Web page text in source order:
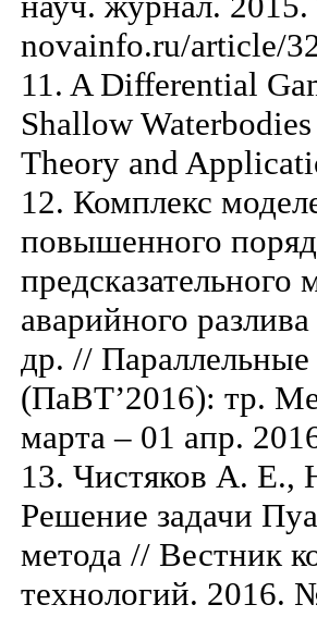
novainfo.ru/article/
11. A Differential
Shallow
Theory and
12. Комплекс
повышенного
предсказательного
аварийного
др. //
(ПаВТ’2016): тр.
марта – 01 апр.
13. Чистяков А.
Решение задачи
метода // Вестник
технологий. 2016.